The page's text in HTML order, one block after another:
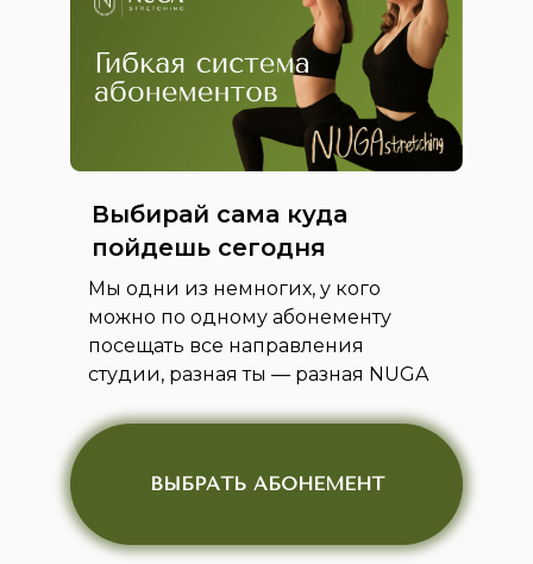
ПОДРОБНЕЕ
ПОДРОБНЕЕ
ПОДРОБНЕЕ
ПОДРОБНЕЕ
ПОДРОБНЕЕ
ПОДРОБНЕЕ
ПОДРОБНЕЕ
Выбирай сама куда
пойдешь сегодня
Мы одни из немногих, у кого
можно по одному абонементу
посещать все направления
студии, разная ты — разная NUGA
ВЫБРАТЬ АБОНЕМЕНТ